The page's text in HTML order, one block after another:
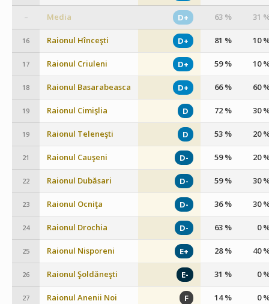
– Media D+ 63 % 31
16 Raionul Hînceşti D+ 81 % 10
17 Raionul Criuleni D+ 59 % 10
18 Raionul Basarabeasca D+ 66 % 60
19 Raionul Cimişlia D 72 % 30
19 Raionul Teleneşti D 53 % 20
21 Raionul Cauşeni D- 59 % 20
22 Raionul Dubăsari D- 59 % 30
23 Raionul Ocniţa D- 36 % 30
24 Raionul Drochia D- 63 % 0
25 Raionul Nisporeni E+ 28 % 40
26 Raionul Şoldăneşti E- 31 % 0
27 Raionul Anenii Noi F 14 % 0